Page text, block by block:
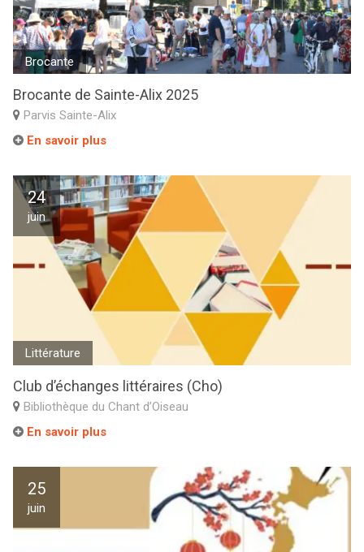
Brocante
Brocante de Sainte-Alix 2025
Parvis Sainte-Alix
En savoir plus
24
juin
Littérature
Club d’échanges littéraires (Cho)
Bibliothèque du Chant d’Oiseau
En savoir plus
25
juin